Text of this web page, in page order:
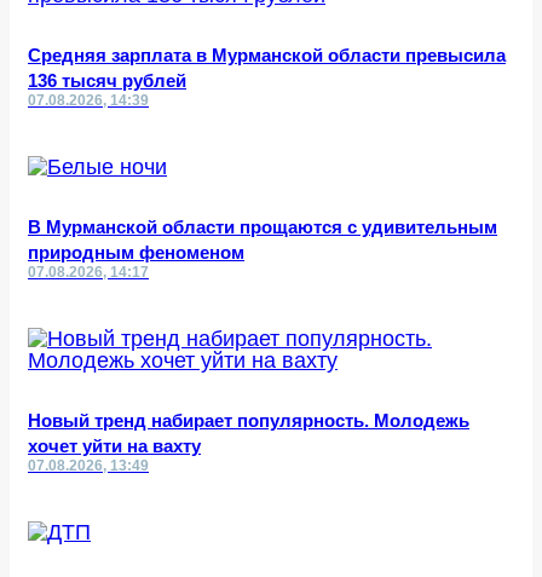
Средняя зарплата в Мурманской области превысила
136 тысяч рублей
07.08.2026, 14:39
В Мурманской области прощаются с удивительным
природным феноменом
07.08.2026, 14:17
Новый тренд набирает популярность. Молодежь
хочет уйти на вахту
07.08.2026, 13:49